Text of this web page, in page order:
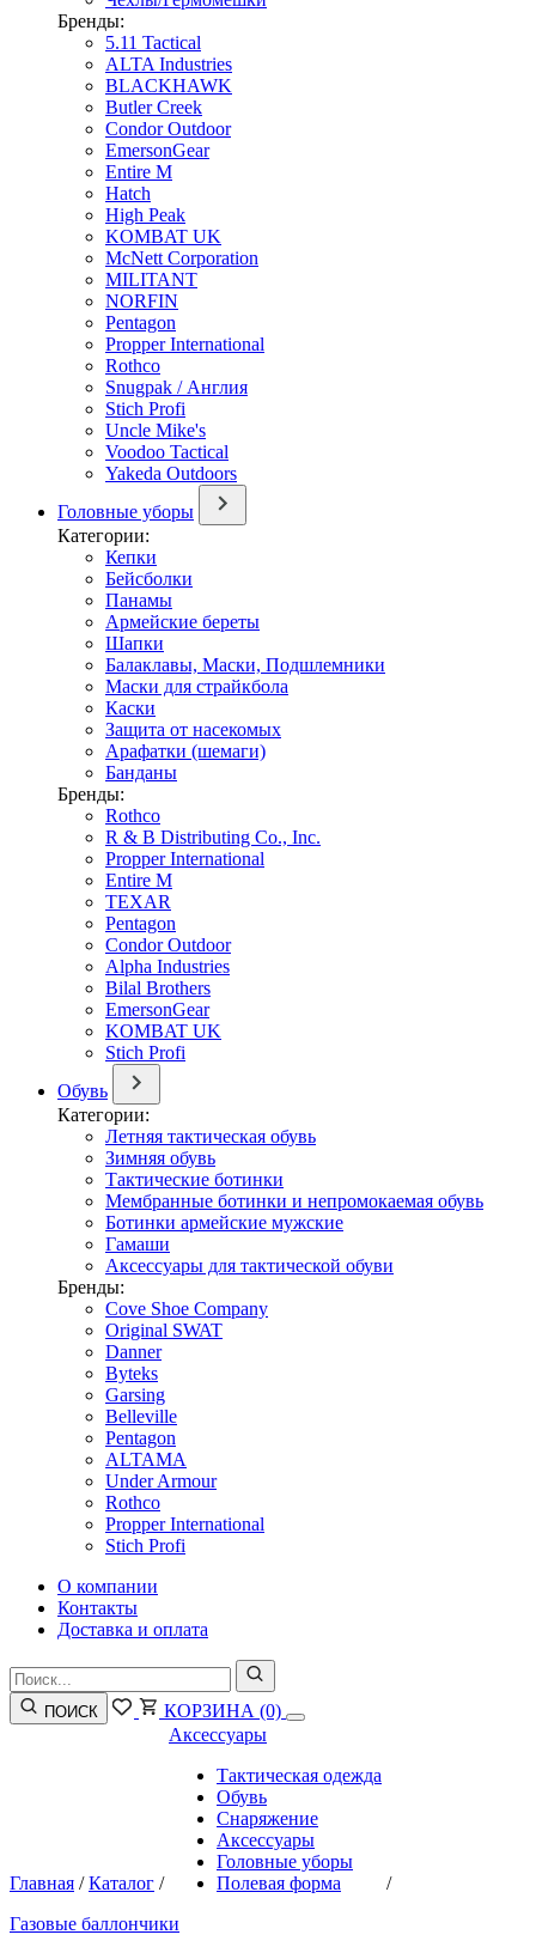
Бренды:
5.11 Tactical
ALTA Industries
BLACKHAWK
Butler Creek
Condor Outdoor
EmersonGear
Entire M
Hatch
High Peak
KOMBAT UK
McNett Corporation
MILITANT
NORFIN
Pentagon
Propper International
Rothco
Snugpak / Англия
Stich Profi
Uncle Mike's
Voodoo Tactical
Yakeda Outdoors
Головные уборы
Категории:
Кепки
Бейсболки
Панамы
Армейские береты
Шапки
Балаклавы, Маски, Подшлемники
Маски для страйкбола
Каски
Защита от насекомых
Арафатки (шемаги)
Банданы
Бренды:
Rothco
R & B Distributing Co., Inc.
Propper International
Entire M
TEXAR
Pentagon
Condor Outdoor
Alpha Industries
Bilal Brothers
EmersonGear
KOMBAT UK
Stich Profi
Обувь
Категории:
Летняя тактическая обувь
Зимняя обувь
Тактические ботинки
Мембранные ботинки и непромокаемая обувь
Ботинки армейские мужские
Гамаши
Аксессуары для тактической обуви
Бренды:
Cove Shoe Company
Original SWAT
Danner
Byteks
Garsing
Belleville
Pentagon
ALTAMA
Under Armour
Rothco
Propper International
Stich Profi
О компании
Контакты
Доставка и оплата
ПОИСК КОРЗИНА (0)
Главная /Каталог /
Аксессуары
Тактическая одежда
Обувь
Снаряжение
Аксессуары
Головные уборы
Полевая форма
/
Газовые баллончики